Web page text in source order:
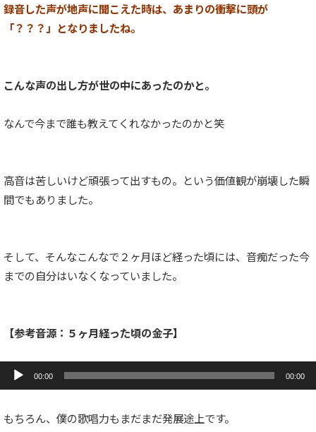
録音した声が地声に聞こえた時は、あまりの衝撃に頭が
「？？？」となりましたね。
こんな声の出し方が世の中にあったのかと。
なんで今まで誰も教えてくれなかったのかと笑
高音は苦しいけど頑張って出すもの。という価値観が崩壊した瞬
間でもありました。
そして、そんなこんなで２ヶ月ほど経った頃には、音痴だった今
までの自分はいなくなっていました。
【参考音源：５ヶ月経った頃の金子】
音
プ
ヤ
00:00 00:00
もちろん、僕の歌唱力もまだまだ発展途上です。